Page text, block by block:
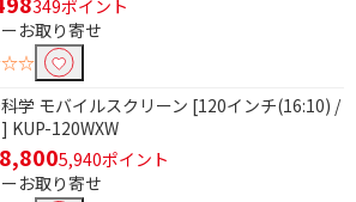
349ポイント
お取り寄せ
学 モバイルスクリーン [120インチ(16:10) /
KUP-120WXW
5,940ポイント
お取り寄せ